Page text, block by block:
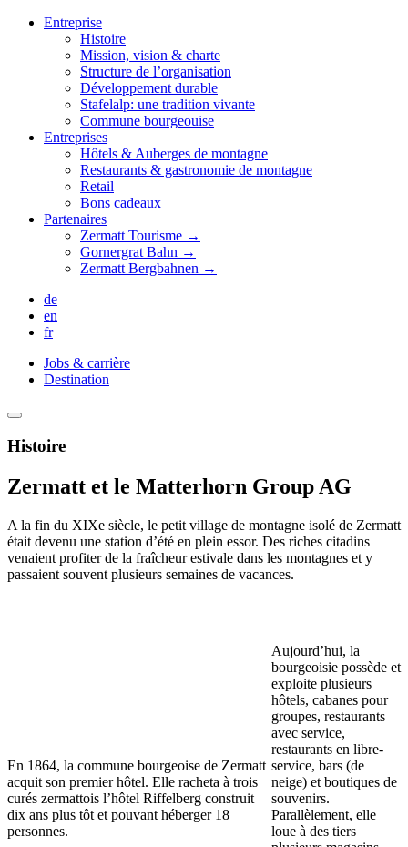
Entreprise
Histoire
Mission, vision & charte
Structure de l’organisation
Développement durable
Stafelalp: une tradition vivante
Commune bourgeouise
Entreprises
Hôtels & Auberges de montagne
Restaurants & gastronomie de montagne
Retail
Bons cadeaux
Partenaires
Zermatt Tourisme →
Gornergrat Bahn →
Zermatt Bergbahnen →
de
en
fr
Jobs & carrière
Destination
Histoire
Zermatt et le Matterhorn Group AG
A la fin du XIXe siècle, le petit village de montagne isolé de Zermatt
était devenu une station d’été en plein essor. Des riches citadins
venaient profiter de la fraîcheur estivale dans les montagnes et y
passaient souvent plusieurs semaines de vacances.
En 1864, la commune bourgeoise de Zermatt
acquit son premier hôtel. Elle racheta à trois
curés zermattois l’hôtel Riffelberg construit
dix ans plus tôt et pouvant héberger 18
personnes.
Aujourd’hui, la
bourgeoisie possède et
exploite plusieurs
hôtels, cabanes pour
groupes, restaurants
avec service,
restaurants en libre-
service, bars (de
neige) et boutiques de
souvenirs.
Parallèlement, elle
loue à des tiers